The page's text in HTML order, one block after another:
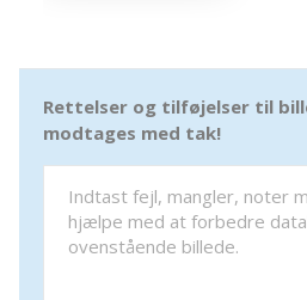
Rettelser og tilføjelser til
modtages med tak!